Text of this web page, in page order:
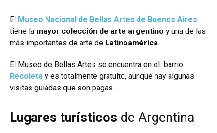
El Museo Nacional de Bellas Artes de Buenos Aires
tiene la mayor colección de arte argentino y una de las
más importantes de arte de Latinoamérica.
El Museo de Bellas Artes se encuentra en el barrio
Recoleta y es totalmente gratuito, aunque hay algunas
visitas guiadas que son pagas.
Lugares turísticos de Argentina